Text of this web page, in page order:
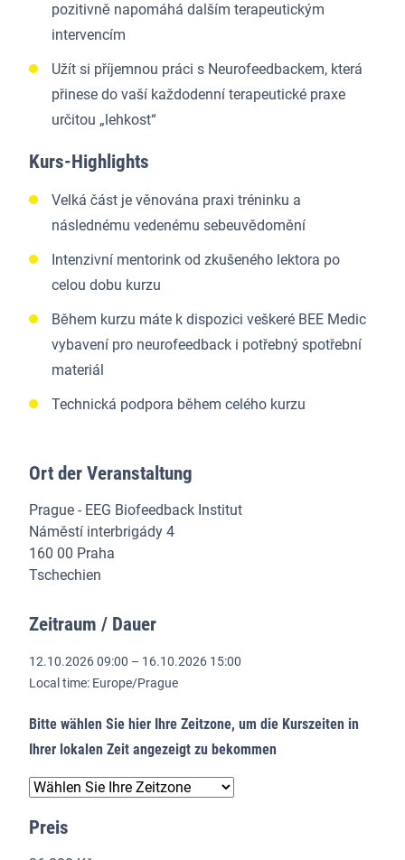
pozitivně napomáhá dalším terapeutickým
intervencím
Užít si příjemnou práci s Neurofeedbackem, která
přinese do vaší každodenní terapeutické praxe
určitou „lehkost“
Kurs-Highlights
Velká část je věnována praxi tréninku a
následnému vedenému sebeuvědomění
Intenzivní mentorink od zkušeného lektora po
celou dobu kurzu
Během kurzu máte k dispozici veškeré BEE Medic
vybavení pro neurofeedback i potřebný spotřební
materiál
Technická podpora během celého kurzu
Ort der Veranstaltung
Prague - EEG Biofeedback Institut
Náměstí interbrigády 4
160 00 Praha
Tschechien
Zeitraum / Dauer
12.10.2026 09:00 – 16.10.2026 15:00
Local time: Europe/Prague
Bitte wählen Sie hier Ihre Zeitzone, um die Kurszeiten in
Ihrer lokalen Zeit angezeigt zu bekommen
Preis